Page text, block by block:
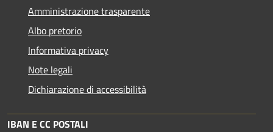
Amministrazione trasparente
Albo pretorio
Informativa privacy
Note legali
Dichiarazione di accessibilità
IBAN E CC POSTALI